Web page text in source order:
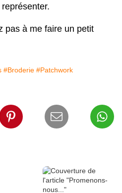
pas à me faire un petit
#Broderie #Patchwork